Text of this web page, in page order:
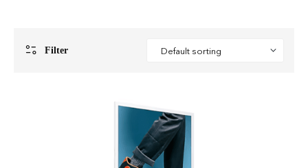
Filter